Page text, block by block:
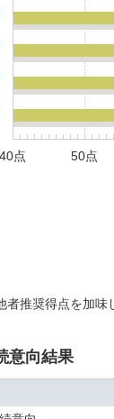
40点 50点
推奨得点を加味
意向結果